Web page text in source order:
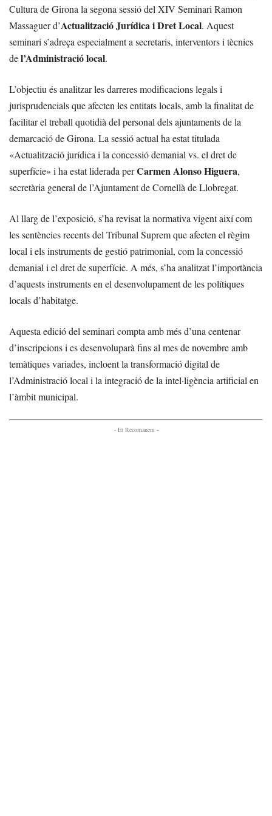
Cultura de Girona la segona sessió del XIV Seminari Ramon
Massaguer d’Actualització Jurídica i Dret Local. Aquest
seminari s’adreça especialment a secretaris, interventors i tècnics
del’Administració local.
L’objectiu és analitzar les darreres modificacions legals i
jurisprudencials que afecten les entitats locals, amb la finalitat de
facilitar el treball quotidià del personal dels ajuntaments de la
demarcació de Girona. La sessió actual ha estat titulada
«Actualització jurídica i la concessió demanial vs. el dret de
superfície» i ha estat liderada perCarmen Alonso Higuera,
secretària general de l’Ajuntament de Cornellà de Llobregat.
Al llarg de l’exposició, s’ha revisat la normativa vigent així com
les sentències recents del Tribunal Suprem que afecten el règim
local i els instruments de gestió patrimonial, com la concessió
demanial i el dret de superfície. A més, s’ha analitzat l’importància
d’aquests instruments en el desenvolupament de les polítiques
locals d’habitatge.
Aquesta edició del seminari compta amb més d’una centenar
d’inscripcions i es desenvoluparà fins al mes de novembre amb
temàtiques variades, incloent la transformació digital de
l’Administració local i la integració de la intel·ligència artificial en
l’àmbit municipal.
- Et Recomanem -